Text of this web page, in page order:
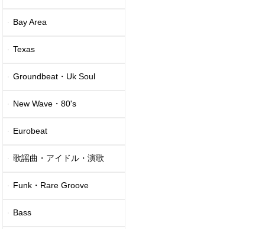
Bay Area
Texas
Groundbeat・Uk Soul
New Wave・80's
Eurobeat
歌謡曲・アイドル・演歌
Funk・Rare Groove
Bass